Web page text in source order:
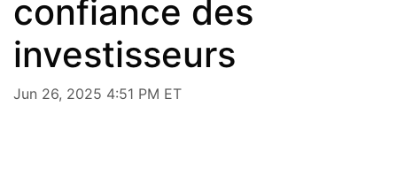
confiance des
investisseurs
Jun 26, 2025 4:51 PM ET